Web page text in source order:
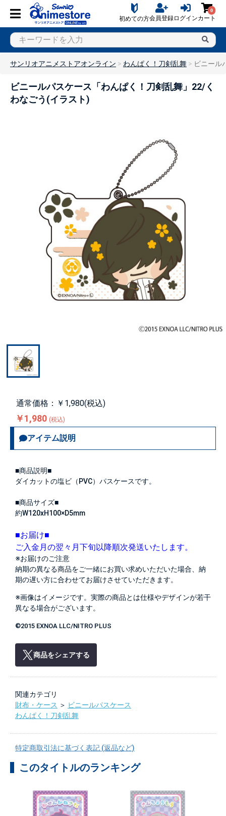
初めての方会員登録ログイン
0
カート
サンリオアニメストアオンライン わんぱく！刀剣乱舞 ビニール
ビニールパスケース「わんぱく！刀剣乱舞」22/く
わなごう(イラスト)
通常価格：￥1,980(税込)
￥1,980 (税込)
アイテム説明
■商品説明■
ダイカットの塩ビ（PVC）パスケースです。
■商品サイズ■
約W120xH100×D5mm
■お届け■
ご入金月の翌々月下旬以降順次発送いたします。
※お届けのご注意
納期の異なる商品をご一緒にお買い求めいただいた場合、納
期の遅い方に合わせてお届けさせていただきます。
※画像はイメージです。実際の商品とは仕様やデザインが若干
異なる場合がございます。
©2015 EXNOA LLC/NITRO PLUS
商品をシェアする
関連カテゴリ
財布・ケース ＞ ビニールパスケース
わんぱく！刀剣乱舞
特定商取引法に基づく表記 (返品など)
このタイトルのランキング